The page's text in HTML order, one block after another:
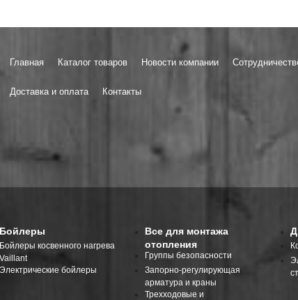
Главная Каталог товаров Новости компании
Доставка и оплата Контакты
Бойлеры
Бойлеры косвенного нагрева
Vaillant
Электрические бойлеры
Все для монтажа
отопления
Группы безопасности
Запорно-регулирующая
арматура и краны
Трехходовые и